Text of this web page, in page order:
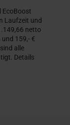
EcoBoost
Laufzeit und
netto
159,- €
alle
Details